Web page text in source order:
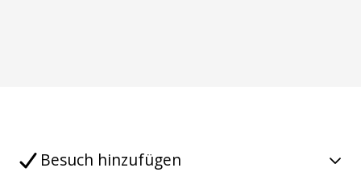
Besuch hinzufügen